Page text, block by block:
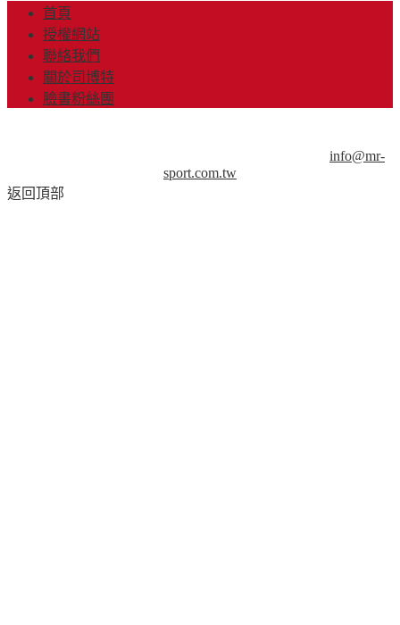
首頁
授權網站
聯絡我們
關於司博特
臉書粉絲團
info@mr-
sport.com.tw
返回頂部